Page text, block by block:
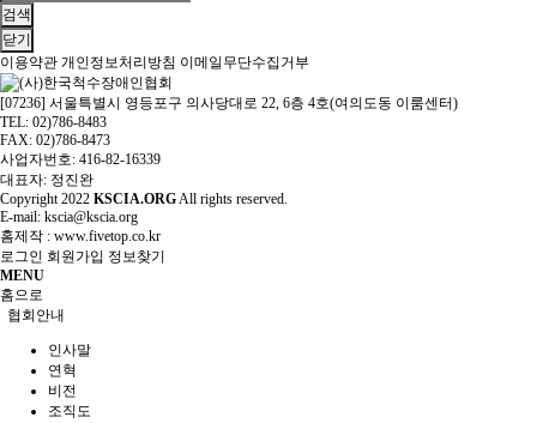
검색
닫기
이용약관 개인정보처리방침 이메일무단수집거부
[07236] 서울특별시 영등포구 의사당대로 22, 6층 4호(여의도동 이룸센터)
TEL: 02)786-8483
FAX: 02)786-8473
사업자번호: 416-82-16339
대표자: 정진완
Copyright 2022 KSCIA.ORG All rights reserved.
E-mail: kscia@kscia.org
홈제작 : www.fivetop.co.kr
로그인 회원가입 정보찾기
MENU
홈으로
협회안내
인사말
연혁
비전
조직도